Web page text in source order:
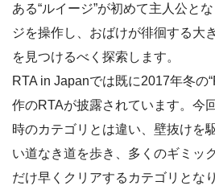
ある“ルイージ”が初めて主人公と
ジを操作し、おばけが徘徊する大
を見つけるべく探索します。
RTA in Japanでは既に2017年冬の
作のRTAが披露されています。今
時のカテゴリとは違い、壁抜けを
い道なき道を歩き、多くのギミッ
だけ早くクリアするカテゴリとな